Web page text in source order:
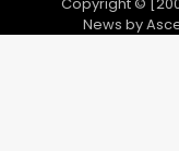
Copyright ©
News by